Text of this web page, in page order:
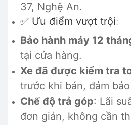
37, Nghệ An.
✅ Ưu điểm vượt trội:
Bảo hành máy 12
tại cửa hàng.
Xe đã được kiểm tra
trước khi bán, đảm
Chế độ trả góp: Lãi
đơn giản, không cần